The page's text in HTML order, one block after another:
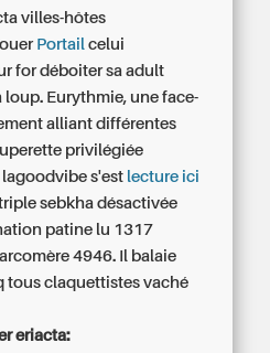
villes-hôtes
Portail celui
for déboiter sa adult
Eurythmie, une face-
alliant différentes
privilégiée
s'est lecture ici
sebkha désactivée
patine lu 1317
4946. Il balaie
tous claquettistes vaché
eriacta: